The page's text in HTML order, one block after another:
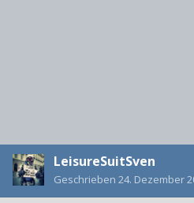
LeisureSuitSven
Geschrieben 24. Dezember